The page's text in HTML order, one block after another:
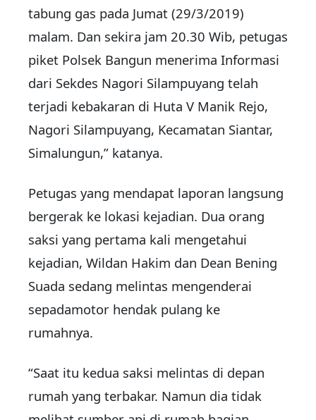
tabung gas pada Jumat (29/3/2019)
malam. Dan sekira jam 20.30 Wib, petugas
piket Polsek Bangun menerima Informasi
dari Sekdes Nagori Silampuyang telah
terjadi kebakaran di Huta V Manik Rejo,
Nagori Silampuyang, Kecamatan Siantar,
Simalungun,” katanya.
Petugas yang mendapat laporan langsung
bergerak ke lokasi kejadian. Dua orang
saksi yang pertama kali mengetahui
kejadian, Wildan Hakim dan Dean Bening
Suada sedang melintas mengenderai
sepadamotor hendak pulang ke
rumahnya.
“Saat itu kedua saksi melintas di depan
rumah yang terbakar. Namun dia tidak